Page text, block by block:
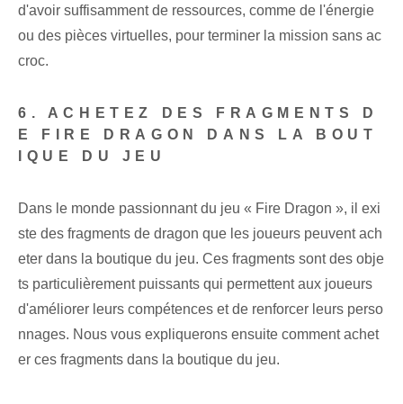
d'avoir suffisamment de ressources, comme de l'énergie
ou des pièces virtuelles, pour terminer la mission sans ac
croc.
6. ACHETEZ DES FRAGMENTS D
E FIRE DRAGON DANS LA BOUT
IQUE DU JEU
Dans le monde passionnant du jeu « Fire Dragon », il exi
ste des fragments de dragon que les joueurs peuvent ach
eter dans la boutique du jeu. Ces fragments sont des obje
ts particulièrement puissants qui permettent aux joueurs
d'améliorer leurs compétences et de renforcer leurs perso
nnages. Nous vous expliquerons ensuite comment achet
er ces fragments dans la boutique du jeu.